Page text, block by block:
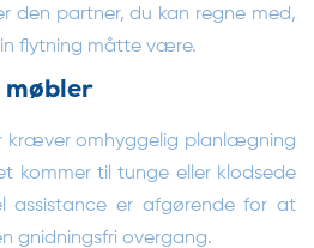
den partner, du kan regne med,
flytning måtte være.
møbler
kræver omhyggelig planlægning
kommer til tunge eller klodsede
assistance er afgørende for at
gnidningsfri overgang.